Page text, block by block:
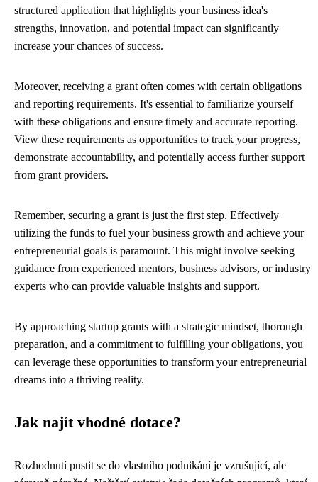
structured application that highlights your business idea's
strengths, innovation, and potential impact can significantly
increase your chances of success.
Moreover, receiving a grant often comes with certain obligations
and reporting requirements. It's essential to familiarize yourself
with these obligations and ensure timely and accurate reporting.
View these requirements as opportunities to track your progress,
demonstrate accountability, and potentially access further support
from grant providers.
Remember, securing a grant is just the first step. Effectively
utilizing the funds to fuel your business growth and achieve your
entrepreneurial goals is paramount. This might involve seeking
guidance from experienced mentors, business advisors, or industry
experts who can provide valuable insights and support.
By approaching startup grants with a strategic mindset, thorough
preparation, and a commitment to fulfilling your obligations, you
can leverage these opportunities to transform your entrepreneurial
dreams into a thriving reality.
Jak najít vhodné dotace?
Rozhodnutí pustit se do vlastního podnikání je vzrušující, ale